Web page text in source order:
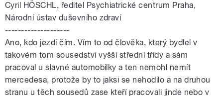
Cyril HÖSCHL, ředitel Psychiatrické centrum Praha,
Národní ústav duševního zdraví
--------------------
Ano, kdo jezdí čím. Vím to od člověka, který bydlel v
takovém tom sousedství vyšší střední třídy a sám
pracoval u slavné automobilky a ten nemohl nemít
mercedesa, protože by to jaksi se nehodilo a na druhou
stranu u těch sousedů zase kteří pracovali jinde nebo v